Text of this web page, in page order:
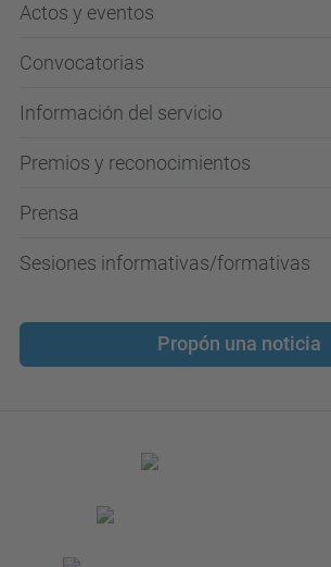
Actos y eventos
Convocatorias
Información del servicio
Premios y reconocimientos
Prensa
Sesiones informativas/formativas
Propón una noticia